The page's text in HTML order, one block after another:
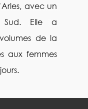
avec un
Elle a
de la
aux femmes